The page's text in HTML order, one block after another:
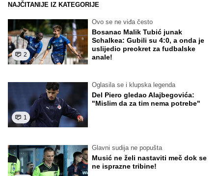
NAJČITANIJE IZ KATEGORIJE
2
Ovo se ne viđa često
Bosanac Malik Tubić junak
Schalkea: Gubili su 4:0, a onda je
uslijedio preokret za fudbalske
anale!
1
Oglasila se i klupska legenda
Del Piero gledao Alajbegovića:
"Mislim da za tim nema potrebe"
Glavni sudija ne popušta
Musić ne želi nastaviti meč dok se
ne isprazne tribine!